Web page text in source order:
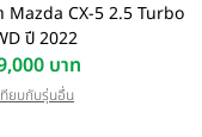
Mazda CX-5 2.5 Turbo
ปี 2022
บาท
ทียบกับรุ่นอื่น